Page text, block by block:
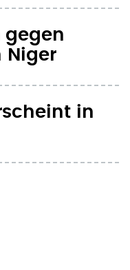
gegen
Niger
in